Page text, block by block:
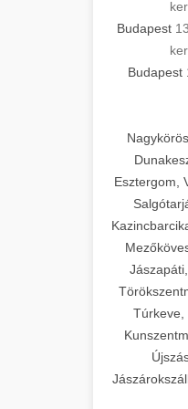
Budapest
Budapest
Esztergom,
Túrkeve,